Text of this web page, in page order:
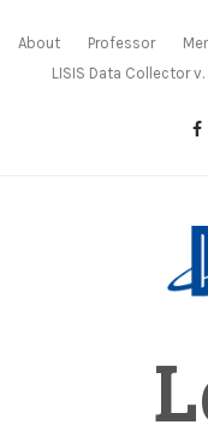
content
About Professor
LISIS Data Collector v.